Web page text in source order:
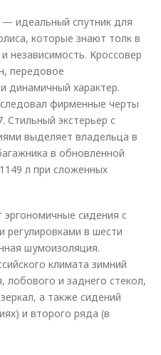
идеальный спутник для
которые знают толк в
независимость. Кроссовер
передовое
динамичный характер.
фирменные черты
Стильный экстерьер с
выделяет владельца в
в обновленной
л при сложенных
сидения с
регулировками в шести
шумоизоляция.
климата зимний
лобового и заднего стекол,
а также сидений
и второго ряда (в